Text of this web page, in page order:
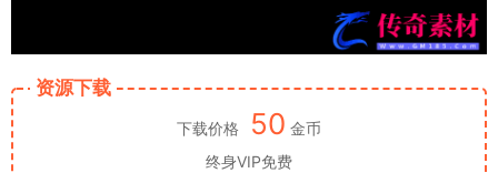
资源下载
下载价格 50 金币
终身VIP免费